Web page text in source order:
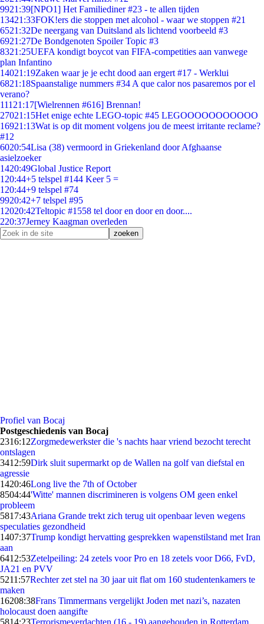
9921:39[NPO1] Het Familiediner #23 - te allen tijden
13421:33FOK!ers die stoppen met alcohol - waar we stoppen #21
6521:32De neergang van Duitsland als lichtend voorbeeld #3
6921:27De Bondgenoten Spoiler Topic #3
8321:25UEFA kondigt boycot van FIFA-competities aan vanwege
plan Infantino
14021:19Zaken waar je je echt dood aan ergert #17 - Werklui
6821:18Spaanstalige nummers #34 A que calor nos pasaremos por el
verano?
111 21:17[Wielrennen #616] Brennan!
27021:15Het enige echte LEGO-topic #45 LEGOOOOOOOOOOO
16921:13Wat is op dit moment volgens jou de meest irritante reclame?
#12
6020:54Lisa (38) vermoord in Griekenland door Afghaanse
asielzoeker
1420:49Global Justice Report
1 20:44+5 telspel #144 Keer 5 =
1 20:44+9 telspel #74
9920:42+7 telspel #95
12020:42Teltopic #1558 tel door en door en door....
220:37Jerney Kaagman overleden
Profiel van Bocaj
Postgeschiedenis van Bocaj
2316:12Zorgmedewerkster die 's nachts haar vriend bezocht terecht
ontslagen
3412:59Dirk sluit supermarkt op de Wallen na golf van diefstal en
agressie
1420:46Long live the 7th of October
8504:44'Witte' mannen discrimineren is volgens OM geen enkel
probleem
5817:43Ariana Grande trekt zich terug uit openbaar leven wegens
speculaties gezondheid
1407:37Trump kondigt hervatting gesprekken wapenstilstand met Iran
aan
6412:53Zetelpeiling: 24 zetels voor Pro en 18 zetels voor D66, FvD,
JA21 en PVV
5211:57Rechter zet stel na 30 jaar uit flat om 160 studentenkamers te
maken
16208:38Frans Timmermans vergelijkt Joden met nazi’s, nazaten
holocaust doen aangifte
5814:23Terrorismeverdachten (16 - 19) aangehouden in Rotterdam,